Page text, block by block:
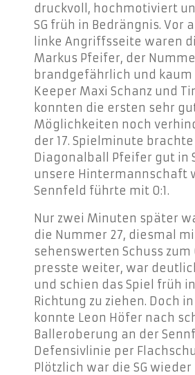
druckvoll, hochmotiviert
SG früh in Bedrängnis. Vor
linke Angriffsseite waren
Markus Pfeifer, der
brandgefährlich und kaum
Keeper Maxi Schanz und
konnten die ersten sehr
Möglichkeiten noch
der 17. Spielminute
Diagonalball Pfeifer gut in
unsere Hintermannschaft
Sennfeld führte mit 0:1.
Nur zwei Minuten später
die Nummer 27, diesmal
sehenswerten Schuss zum
presste weiter, war
und schien das Spiel früh
Richtung zu ziehen. Doch
konnte Leon Höfer nach
Balleroberung an der
Defensivlinie per
Plötzlich war die SG wieder